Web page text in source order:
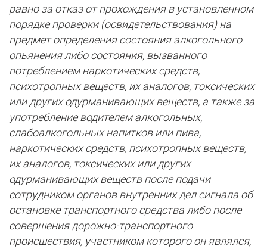
равно за отказ от прохождения в установленном
порядке проверки (освидетельствования) на
предмет определения состояния алкогольного
опьянения либо состояния, вызванного
потреблением наркотических средств,
психотропных веществ, их аналогов, токсических
или других одурманивающих веществ, а также за
употребление водителем алкогольных,
слабоалкогольных напитков или пива,
наркотических средств, психотропных веществ,
их аналогов, токсических или других
одурманивающих веществ после подачи
сотрудником органов внутренних дел сигнала об
остановке транспортного средства либо после
совершения дорожно-транспортного
происшествия, участником которого он являлся,